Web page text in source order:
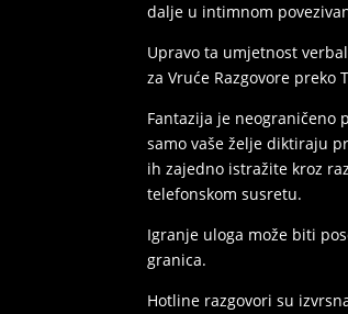
dalje u intimnom
Upravo ta umjetnost
za Vruće Razgovore preko
Fantazija je neograničeno
samo vaše želje diktiraju
ih zajedno istražite kroz
telefonskom susretu.
Igranje uloga može biti
granica.
Hotline razgovori su